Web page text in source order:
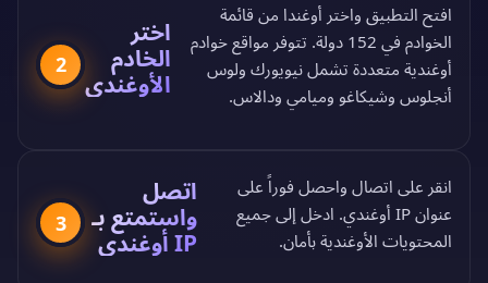
2
اختر
الخادم
الأوغندي
افتح التطبيق واختر أوغندا من قائمة
الخوادم في 152 دولة
. تتوفر مواقع خوادم
أوغندية متعددة تشمل نيويورك ولوس
أنجلوس وشيكاغو وميامي ودالاس.
3
اتصل
واستمتع بـ
IP أوغندي
انقر على اتصال واحصل فوراً على
عنوان IP أوغندي. ادخل إلى جميع
المحتويات الأوغندية بأمان.